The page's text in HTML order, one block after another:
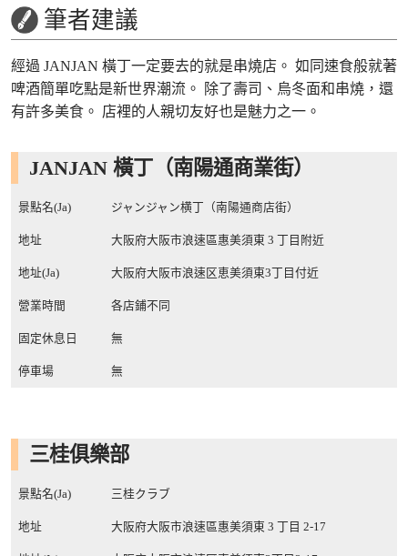
筆者建議
經過 JANJAN 橫丁一定要去的就是串燒店。 如同速食般就著
啤酒簡單吃點是新世界潮流。 除了壽司、烏冬面和串燒，還
有許多美食。 店裡的人親切友好也是魅力之一。
JANJAN 橫丁（南陽通商業街）
景點名(Ja) ジャンジャン横丁（南陽通商店街）
地址 大阪府大阪市浪速區惠美須東 3 丁目附近
地址(Ja) 大阪府大阪市浪速区恵美須東3丁目付近
營業時間 各店鋪不同
固定休息日 無
停車場 無
三桂俱樂部
景點名(Ja) 三桂クラブ
地址 大阪府大阪市浪速區惠美須東 3 丁目 2-17